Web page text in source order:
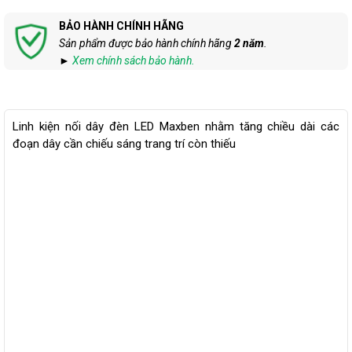
BẢO HÀNH CHÍNH HÃNG
Sản phẩm được bảo hành chính hãng2 năm
► Xem chính sách bảo hành.
Linh kiện nối dây đèn LED Maxben nhằm tăng chiều dài các
đoạn dây cần chiếu sáng trang trí còn thiếu